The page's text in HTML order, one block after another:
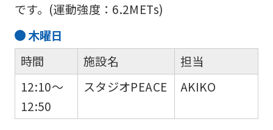
です。(運動強度：6.2METs)
木曜日
時間
12:10～
12:50
施設名
スタジオPEACE
担当
AKIKO